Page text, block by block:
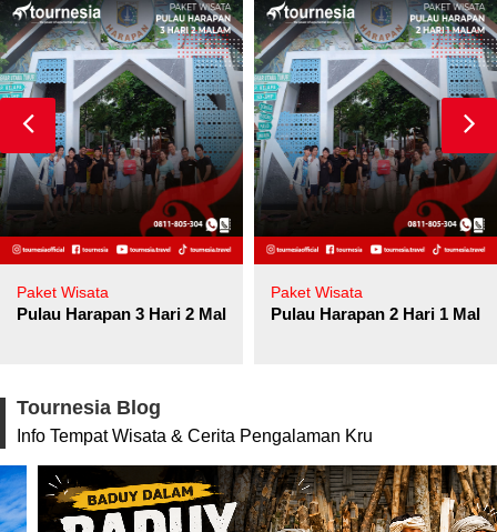
Paket Wisata
Pulau Harapan 3 Hari 2 Malam
Paket Wisata
Pulau Harapan 2 Hari 1
Tournesia Blog
Info Tempat Wisata & Cerita Pengalaman Kru